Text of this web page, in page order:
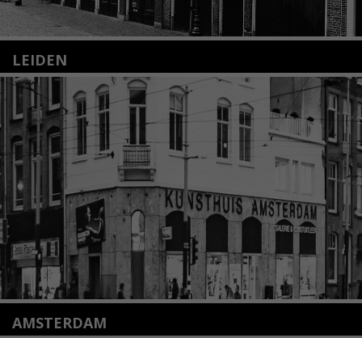
LEIDEN
Nieuwstraat 35
2312 KA Leiden
+31(0)71 – 52 84 480
info@kunsthuisleiden.nl
Lees meer
AMSTERDAM